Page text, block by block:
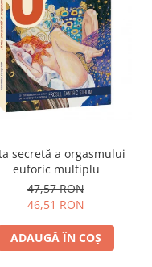
secretă a orgasmului
euforic multiplu
47,57 RON
46,51 RON
ADAUGĂ ÎN COȘ